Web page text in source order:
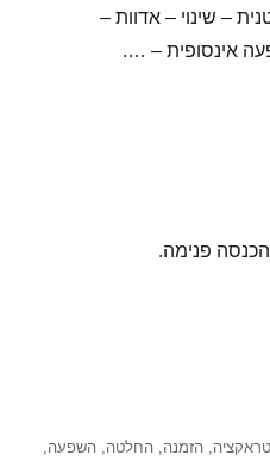
– שינוי – אדוות –
אינסופית – ….
פנימה.
,הזמנה,החלטה,השפעה,